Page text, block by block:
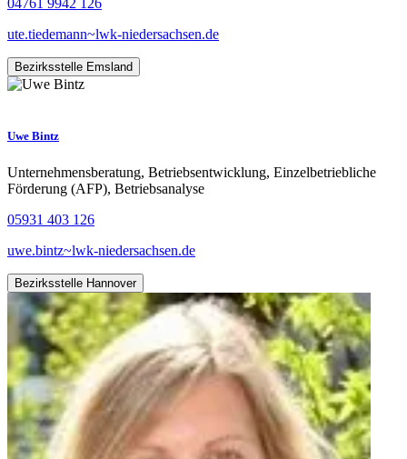
04761 9942 126
ute.tiedemann~lwk-niedersachsen.de
Bezirksstelle Emsland
Uwe Bintz
Unternehmensberatung, Betriebsentwicklung, Einzelbetriebliche
Förderung (AFP), Betriebsanalyse
05931 403 126
uwe.bintz~lwk-niedersachsen.de
Bezirksstelle Hannover